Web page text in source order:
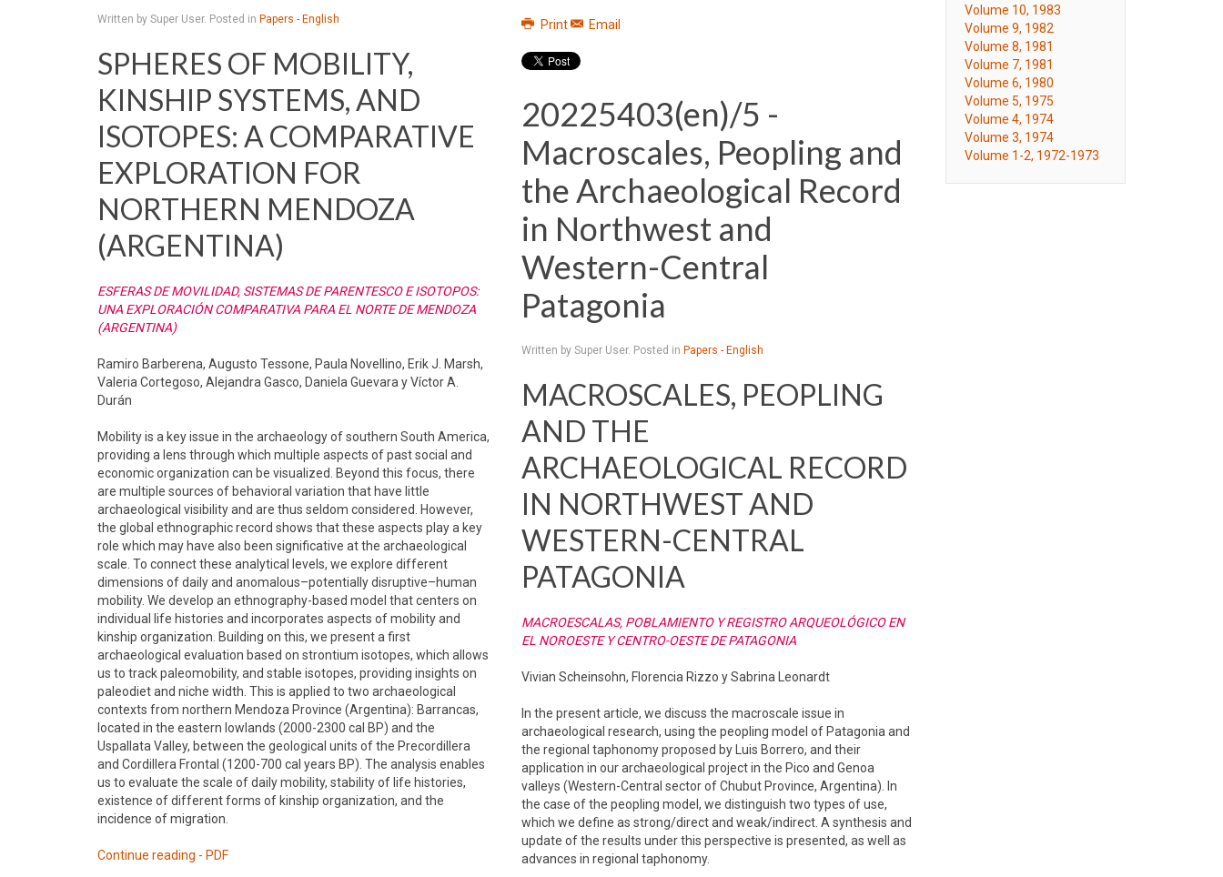
Written by Super User. Posted in Papers - English
SPHERES OF MOBILITY,
KINSHIP SYSTEMS, AND
ISOTOPES: A COMPARATIVE
EXPLORATION FOR
NORTHERN MENDOZA
(ARGENTINA)
ESFERAS DE MOVILIDAD, SISTEMAS DE PARENTESCO E ISOTOPOS:
UNA EXPLORACIÓN COMPARATIVA PARA EL NORTE DE MENDOZA
(ARGENTINA)
Ramiro Barberena, Augusto Tessone, Paula Novellino, Erik J. Marsh,
Valeria Cortegoso, Alejandra Gasco, Daniela Guevara y Víctor A.
Durán
Mobility is a key issue in the archaeology of southern South America,
providing a lens through which multiple aspects of past social and
economic organization can be visualized. Beyond this focus, there
are multiple sources of behavioral variation that have little
archaeological visibility and are thus seldom considered. However,
the global ethnographic record shows that these aspects play a key
role which may have also been significative at the archaeological
scale. To connect these analytical levels, we explore different
dimensions of daily and anomalous–potentially disruptive–human
mobility. We develop an ethnography-based model that centers on
individual life histories and incorporates aspects of mobility and
kinship organization. Building on this, we present a first
archaeological evaluation based on strontium isotopes, which allows
us to track paleomobility, and stable isotopes, providing insights on
paleodiet and niche width. This is applied to two archaeological
contexts from northern Mendoza Province (Argentina): Barrancas,
located in the eastern lowlands (2000-2300 cal BP) and the
Uspallata Valley, between the geological units of the Precordillera
and Cordillera Frontal (1200-700 cal years BP). The analysis enables
us to evaluate the scale of daily mobility, stability of life histories,
existence of different forms of kinship organization, and the
incidence of migration.
Continue reading - PDF
Print Email
20225403(en)/5 -
Macroscales, Peopling and
the Archaeological Record
in Northwest and
Western-Central
Patagonia
Written by Super User. Posted in Papers - English
MACROSCALES, PEOPLING
AND THE
ARCHAEOLOGICAL RECORD
IN NORTHWEST AND
WESTERN-CENTRAL
PATAGONIA
MACROESCALAS, POBLAMIENTO Y REGISTRO ARQUEOLÓGICO EN
EL NOROESTE Y CENTRO-OESTE DE PATAGONIA
Vivian Scheinsohn, Florencia Rizzo y Sabrina Leonardt
In the present article, we discuss the macroscale issue in
archaeological research, using the peopling model of Patagonia and
the regional taphonomy proposed by Luis Borrero, and their
application in our archaeological project in the Pico and Genoa
valleys (Western-Central sector of Chubut Province, Argentina). In
the case of the peopling model, we distinguish two types of use,
which we define as strong/direct and weak/indirect. A synthesis and
update of the results under this perspective is presented, as well as
advances in regional taphonomy.
Volume 10, 1983
Volume 9, 1982
Volume 8, 1981
Volume 7, 1981
Volume 6, 1980
Volume 5, 1975
Volume 4, 1974
Volume 3, 1974
Volume 1-2, 1972-1973